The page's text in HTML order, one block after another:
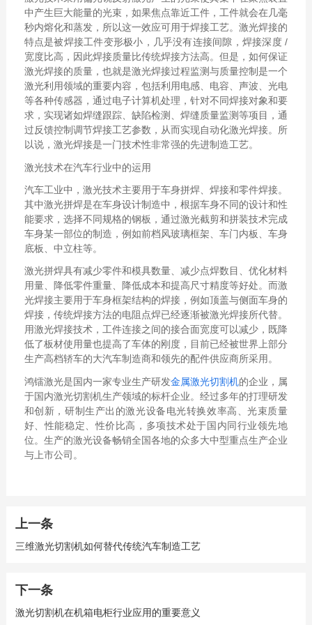
中产生巨大能量的光束，如果焦点靠近工件，工件就会在几毫
秒内熔化和蒸发，所以这一效应可用于焊接工艺。激光焊接的
特点是被焊接工件变形极小，几乎没有连接间隙，焊接深度 /
宽度比高，因此焊接质量比传统焊接方法高。但是，如何保证
激光焊接的质量，也就是激光焊接过程监测与质量控制是一个
激光利用领域的重要内容，包括利用电感、电容、声波、光电
等各种传感器，通过电子计算机处理，针对不同焊接对象和要
求，实现诸如焊缝跟踪、缺陷检测、焊缝质量监测等项目，通
过反馈控制调节焊接工艺参数，从而实现自动化激光焊接。所
以说，激光焊接是一门技术性非常强的先进制造工艺。
激光技术在汽车行业中的运用
汽车工业中，激光技术主要用于车身拼焊、焊接和零件焊接。
其中激光拼焊是在车身设计制造中，根据车身不同的设计和性
能要求，选择不同规格的钢板，通过激光截剪和拼装技术完成
车身某一部位的制造，例如前档风玻璃框架、车门内板、车身
底板、中立柱等。
激光拼焊具有减少零件和模具数量、减少点焊数目、优化材料
用量、降低零件重量、降低成本和提高尺寸精度等好处。而激
光焊接主要用于车身框架结构的焊接，例如顶盖与侧面车身的
焊接，传统焊接方法的电阻点焊已经逐渐被激光焊接所代替。
用激光焊接技术，工件连接之间的接合面宽度可以减少，既降
低了板材使用量也提高了车体的刚度，目前已经被世界上部分
生产高档轿车的大汽车制造商和领先的配件供应商所采用。
鸿镭激光是国内一家专业生产研发金属激光切割机的企业，属
于国内激光切割机生产领域的标杆企业。经过多年的打理研发
和创新，研制生产出的激光设备电光转换效率高、光束质量
好、性能稳定、性价比高，多项技术处于国内同行业领先地
位。生产的激光设备畅销全国各地的众多大中型重点生产企业
与上市公司。
上一条
三维激光切割机如何替代传统汽车制造工艺
下一条
激光切割机在机箱电柜行业应用的重要意义